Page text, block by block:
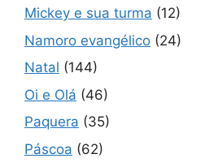
Mickey e sua turma (12)
Namoro evangélico (24)
Natal (144)
Oi e Olá (46)
Paquera (35)
Páscoa (62)